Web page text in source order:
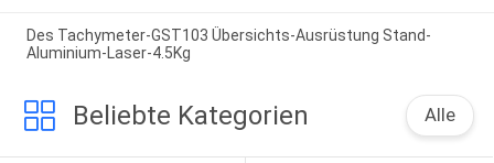
Des Tachymeter-GST103 Übersichts-Ausrüstung Stand-
Aluminium-Laser-4.5Kg
Beliebte Kategorien Alle